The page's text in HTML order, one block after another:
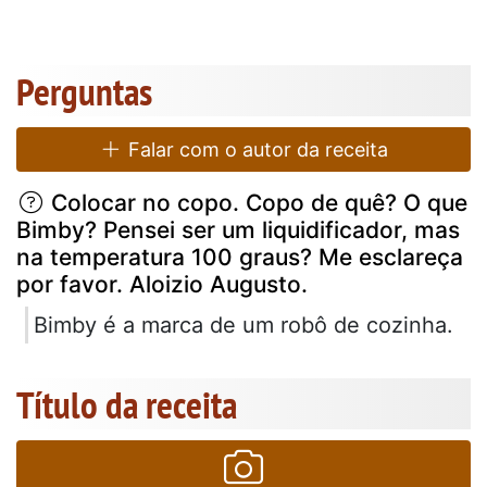
Perguntas
Falar com o autor da receita
Colocar no copo. Copo de quê? O que
Bimby? Pensei ser um liquidificador, mas
na temperatura 100 graus? Me esclareça
por favor. Aloizio Augusto.
Bimby é a marca de um robô de cozinha.
Título da receita